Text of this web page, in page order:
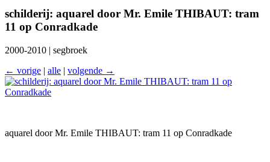
schilderij: aquarel door Mr. Emile THIBAUT: tram
11 op Conradkade
2000-2010 | segbroek
← vorige | alle | volgende →
aquarel door Mr. Emile THIBAUT: tram 11 op Conradkade